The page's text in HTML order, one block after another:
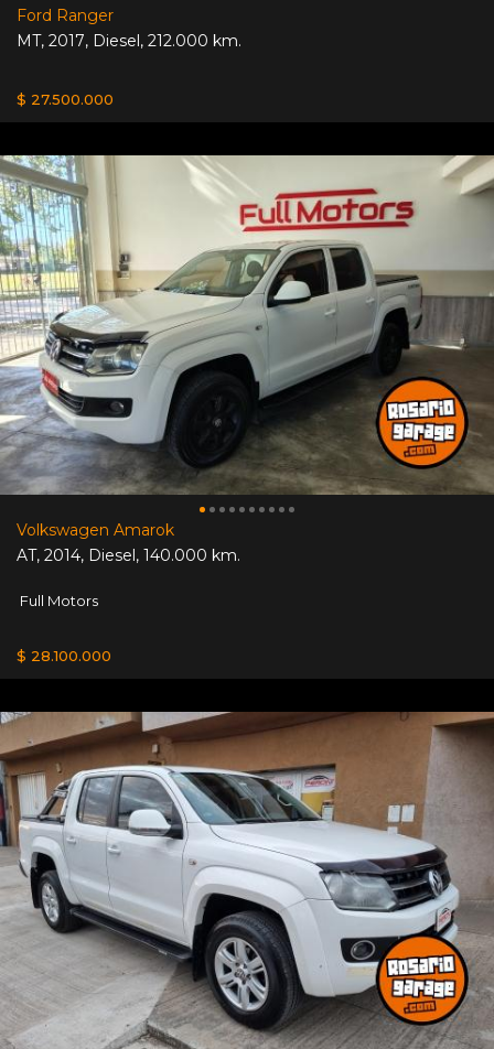
Ford Ranger
MT, 2017, Diesel, 212.000 km.
$ 27.500.000
Volkswagen Amarok
AT, 2014, Diesel, 140.000 km.
Full Motors
$ 28.100.000